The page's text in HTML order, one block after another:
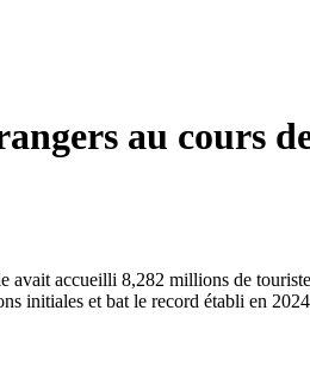
au cours
accueilli 8,282 millions de
initiales et bat le record établi en